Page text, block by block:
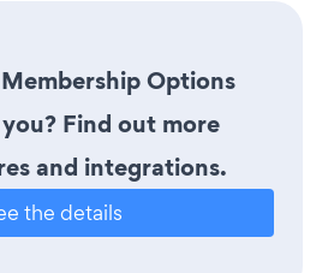
Options
Find out more
and integrations.
the details